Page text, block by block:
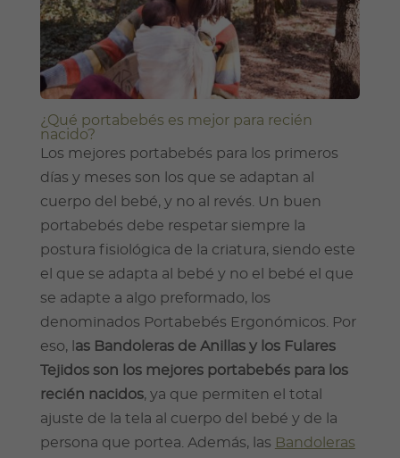
¿Qué portabebés es mejor para recién
nacido?
Los mejores portabebés para los primeros
días y meses son los que se adaptan al
cuerpo del bebé, y no al revés. Un buen
portabebés debe respetar siempre la
postura fisiológica de la criatura, siendo este
el que se adapta al bebé y no el bebé el que
se adapte a algo preformado, los
denominados Portabebés Ergonómicos. Por
eso, l as Bandoleras de Anillas y los Fulares
Tejidos son los mejores portabebés para los
recién nacidos, ya que permiten el total
ajuste de la tela al cuerpo del bebé y de la
persona que portea. Además, las Bandoleras